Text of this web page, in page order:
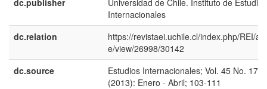
dc.publisher
Universidad de Chile. Instituto de Estudios
Internacionales
dc.relation
https://revistaei.uchile.cl/index.php/REI/
e/view/26998/30142
dc.source
Estudios Internacionales; Vol. 45 No. 174
(2013): Enero - Abril; 103-111